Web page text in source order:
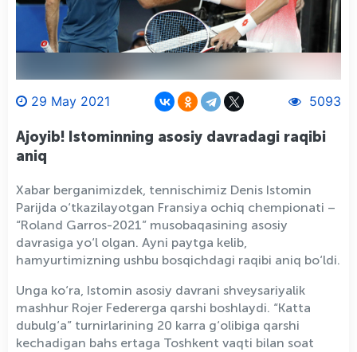
29 May 2021 5093
Ajoyib! Istominning asosiy davradagi raqibi
aniq
Xabar berganimizdek, tennischimiz Denis Istomin
Parijda o‘tkazilayotgan Fransiya ochiq chempionati –
“Roland Garros-2021” musobaqasining asosiy
davrasiga yo‘l olgan. Ayni paytga kelib,
hamyurtimizning ushbu bosqichdagi raqibi aniq bo‘ldi.
Unga ko‘ra, Istomin asosiy davrani shveysariyalik
mashhur Rojer Federerga qarshi boshlaydi. “Katta
dubulg‘a” turnirlarining 20 karra g‘olibiga qarshi
kechadigan bahs ertaga Toshkent vaqti bilan soat